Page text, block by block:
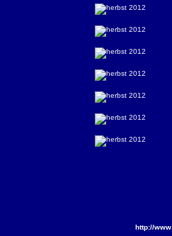
http://